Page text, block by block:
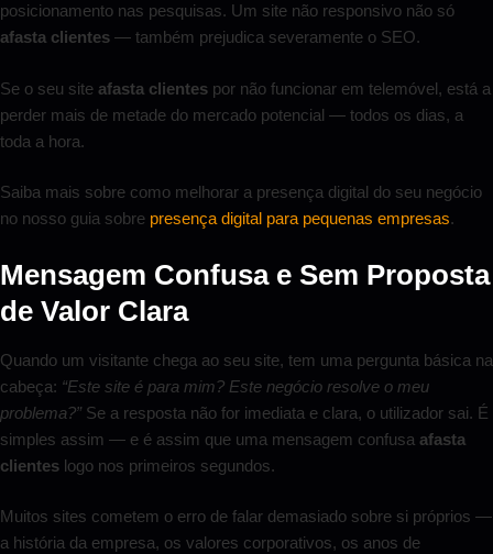
posicionamento nas pesquisas. Um site não responsivo não só
afasta clientes — também prejudica severamente o SEO.
Se o seu site afasta clientes por não funcionar em telemóvel, está a
perder mais de metade do mercado potencial — todos os dias, a
toda a hora.
Saiba mais sobre como melhorar a presença digital do seu negócio
no nosso guia sobre presença digital para pequenas empresas.
Mensagem Confusa e Sem Proposta
de Valor Clara
Quando um visitante chega ao seu site, tem uma pergunta básica na
cabeça: “Este site é para mim? Este negócio resolve o meu
problema?” Se a resposta não for imediata e clara, o utilizador sai. É
simples assim — e é assim que uma mensagem confusa afasta
clientes logo nos primeiros segundos.
Muitos sites cometem o erro de falar demasiado sobre si próprios —
a história da empresa, os valores corporativos, os anos de